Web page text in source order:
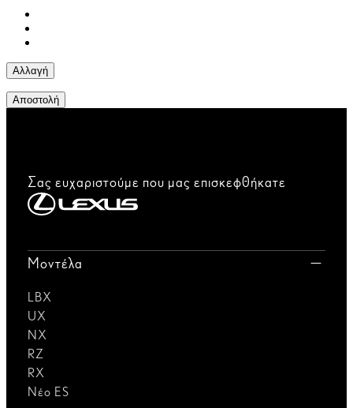
Αλλαγή
Αποστολή
Σας ευχαριστούμε που μας επισκεφθήκατε
Μοντέλα
LBX
UX
NX
RZ
RX
Νέο ES